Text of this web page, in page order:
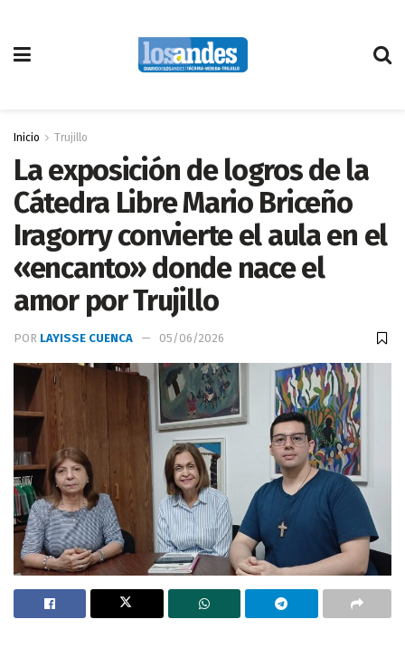
Inicio Trujillo
La exposición de logros de la
Cátedra Libre Mario Briceño
Iragorry convierte el aula en el
«encanto» donde nace el
amor por Trujillo
POR LAYISSE CUENCA 05/06/2026